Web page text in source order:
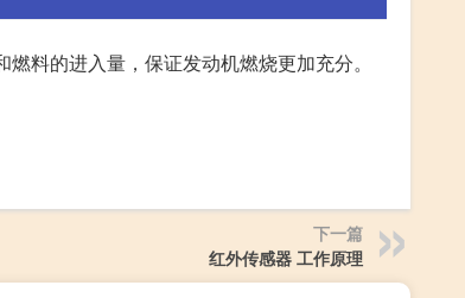
料的进入量，保证发动机燃烧更加充分。
下一篇
红外传感器 工作原理